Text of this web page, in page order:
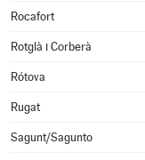
Rocafort
Rotglà i Corberà
Rótova
Rugat
Sagunt/Sagunto